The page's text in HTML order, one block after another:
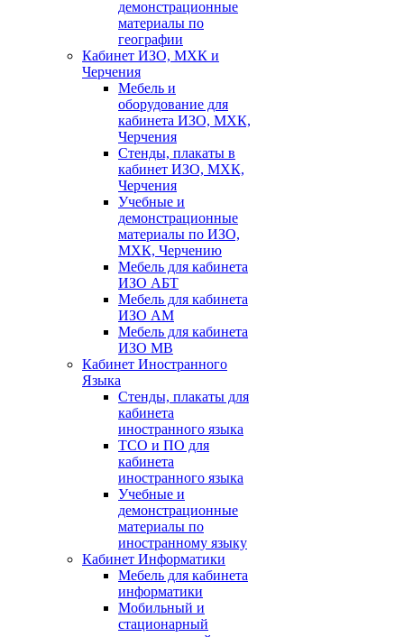
демонстрационные
материалы по
географии
Кабинет ИЗО, МХК и
Черчения
Мебель и
оборудование для
кабинета ИЗО, МХК,
Черчения
Стенды, плакаты в
кабинет ИЗО, МХК,
Черчения
Учебные и
демонстрационные
материалы по ИЗО,
МХК, Черчению
Мебель для кабинета
ИЗО АБТ
Мебель для кабинета
ИЗО АМ
Мебель для кабинета
ИЗО МВ
Кабинет Иностранного
Языка
Стенды, плакаты для
кабинета
иностранного языка
ТСО и ПО для
кабинета
иностранного языка
Учебные и
демонстрационные
материалы по
иностранному языку
Кабинет Информатики
Мебель для кабинета
информатики
Мобильный и
стационарный